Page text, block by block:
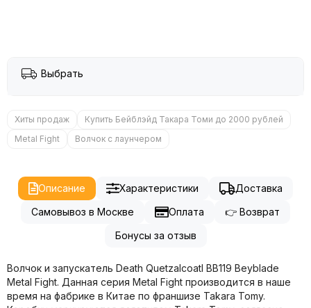
Выбрать
Хиты продаж
Купить Бейблэйд Такара Томи до 2000 рублей
Metal Fight
Волчок с лаунчером
Описание Характеристики
Доставка
Самовывоз в Москве
Оплата
👉 Возврат
Бонусы за отзыв
Волчок и запускатель Death Quetzalcoatl BB119 Beyblade
Metal Fight. Данная серия Metal Fight производится в наше
время на фабрике в Китае по франшизе Takara Tomy.